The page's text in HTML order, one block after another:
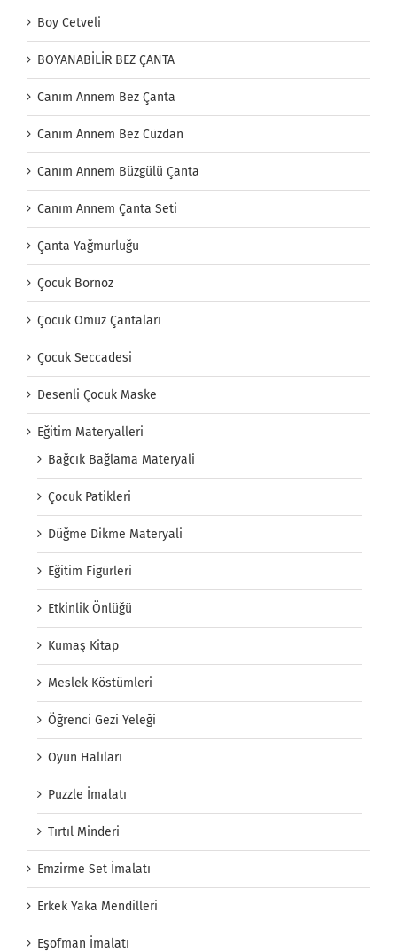
Boy Cetveli
BOYANABİLİR BEZ ÇANTA
Canım Annem Bez Çanta
Canım Annem Bez Cüzdan
Canım Annem Büzgülü Çanta
Canım Annem Çanta Seti
Çanta Yağmurluğu
Çocuk Bornoz
Çocuk Omuz Çantaları
Çocuk Seccadesi
Desenli Çocuk Maske
Eğitim Materyalleri
Bağcık Bağlama Materyali
Çocuk Patikleri
Düğme Dikme Materyali
Eğitim Figürleri
Etkinlik Önlüğü
Kumaş Kitap
Meslek Köstümleri
Öğrenci Gezi Yeleği
Oyun Halıları
Puzzle İmalatı
Tırtıl Minderi
Emzirme Set İmalatı
Erkek Yaka Mendilleri
Eşofman İmalatı